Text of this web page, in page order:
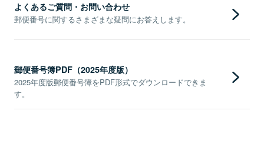
よくあるご質問・お問い合わせ
郵便番号に関するさまざまな疑問にお答えします。
郵便番号簿PDF（2025年度版）
2025年度版郵便番号簿をPDF形式でダウンロードできま
す。